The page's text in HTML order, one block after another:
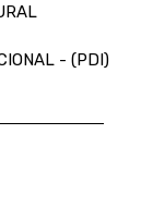
- (PDI)